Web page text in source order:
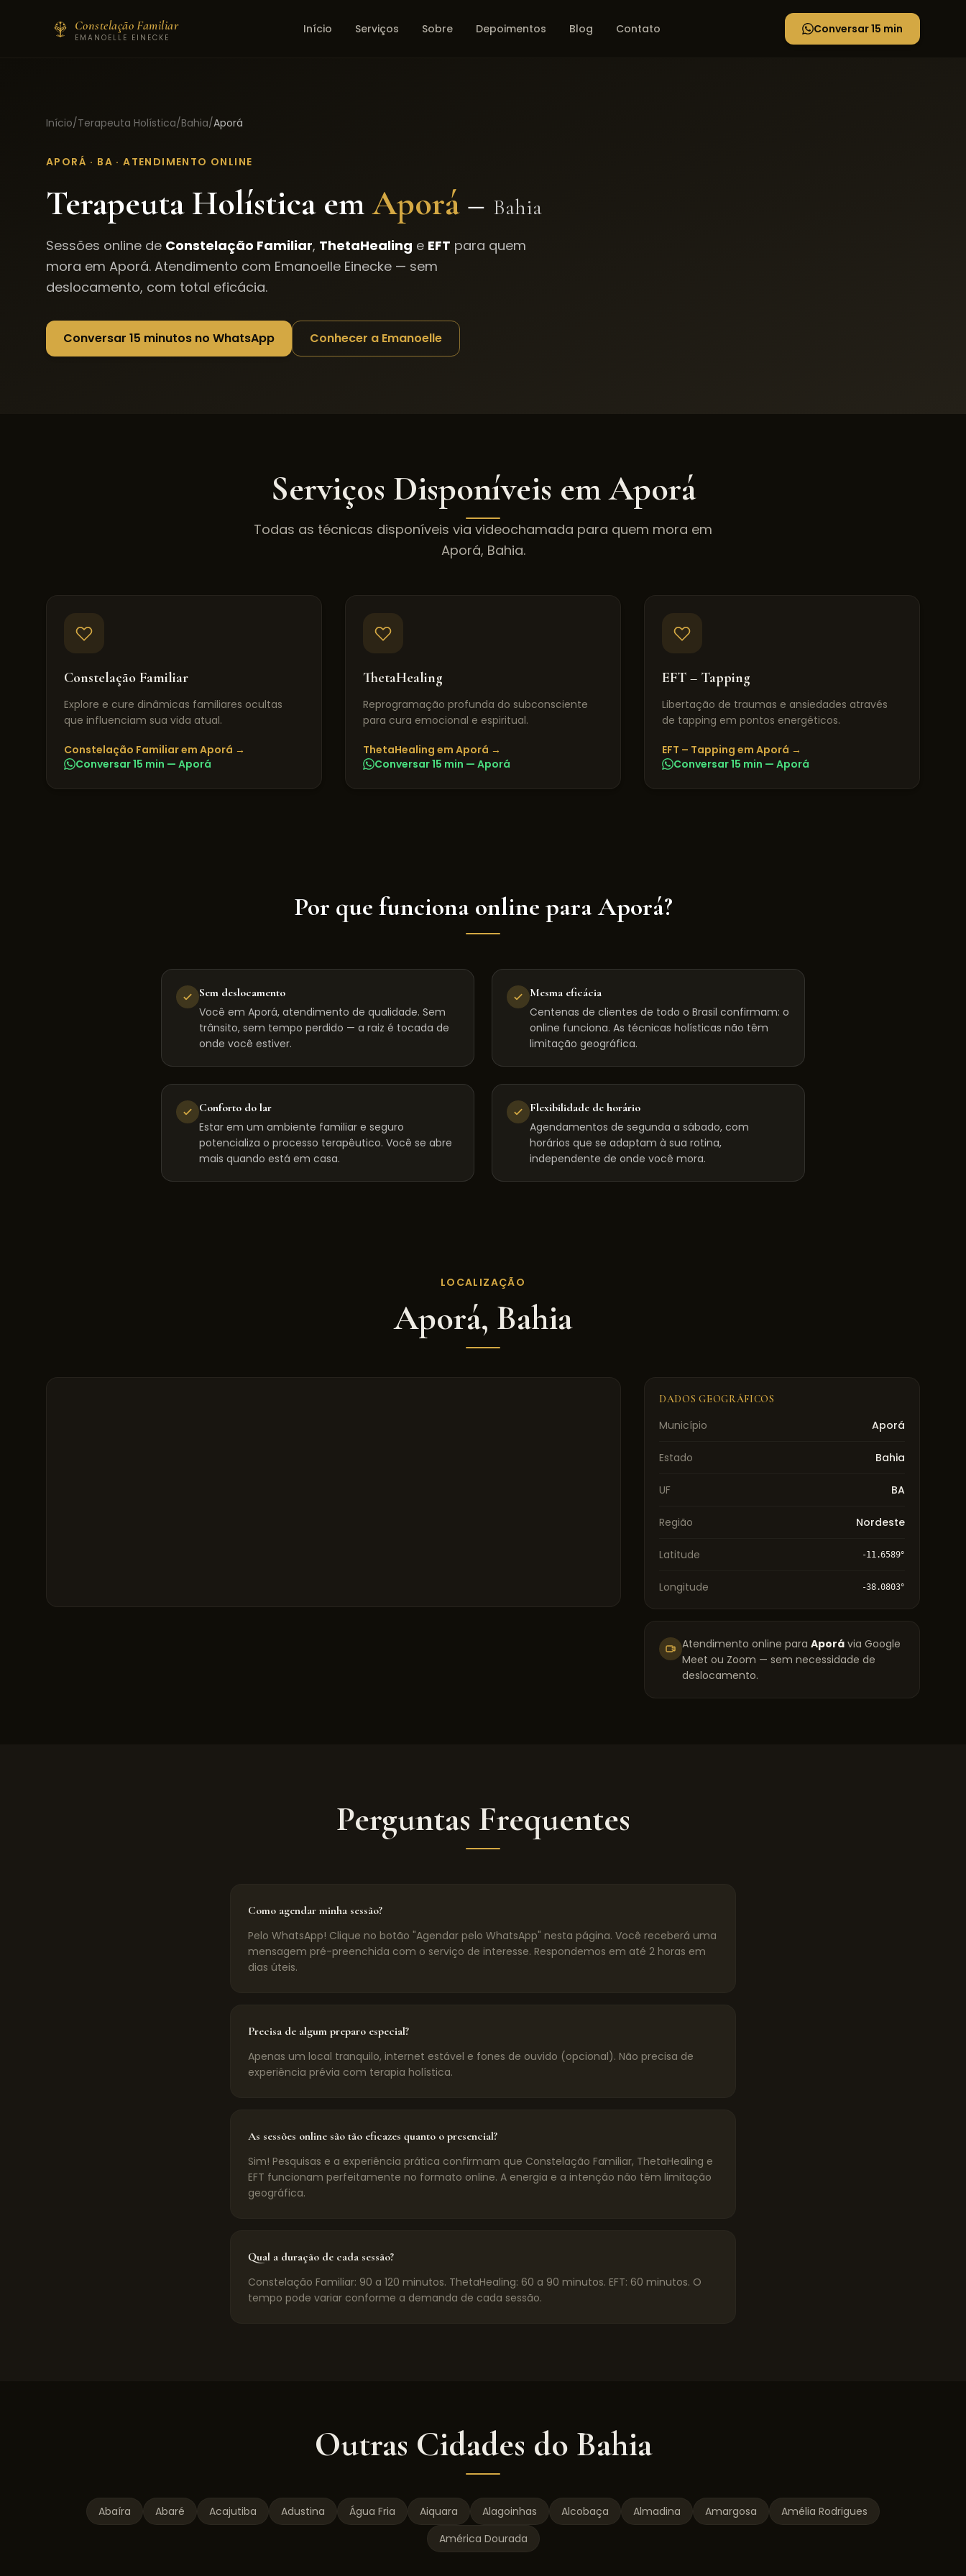
Constelação Familiar
EMANOELLE EINECKE
Início Serviços Sobre Depoimentos Blog Contato Conversar 15 min
Início/Terapeuta Holística/Bahia/Aporá
APORÁ · BA · ATENDIMENTO ONLINE
Terapeuta Holística emAporá– Bahia
Sessões online de Constelação Familiar, ThetaHealing e EFT para quem
mora em Aporá. Atendimento com Emanoelle Einecke — sem
deslocamento, com total eficácia.
Conversar 15 minutos no WhatsApp Conhecer a Emanoelle
Serviços Disponíveis emAporá
Todas as técnicas disponíveis via videochamada para quem mora em
Aporá, Bahia.
Constelação Familiar
Explore e cure dinâmicas familiares ocultas
que influenciam sua vida atual.
Constelação Familiarem Aporá →
Conversar 15 min — Aporá
ThetaHealing
Reprogramação profunda do subconsciente
para cura emocional e espiritual.
ThetaHealing em Aporá →
Conversar 15 min — Aporá
EFT – Tapping
Libertação de traumas e ansiedades através
de tapping em pontos energéticos.
EFT – Tapping em Aporá →
Conversar 15 min — Aporá
Por que funciona online paraAporá?
Sem deslocamento
Você em Aporá, atendimento de qualidade. Sem
trânsito, sem tempo perdido — a raiz é tocada de
onde você estiver.
Mesma eficácia
Centenas de clientes de todo o Brasil confirmam: o
online funciona. As técnicas holísticas não têm
limitação geográfica.
Conforto do lar
Estar em um ambiente familiar e seguro
potencializa o processo terapêutico. Você se abre
mais quando está em casa.
Flexibilidade de horário
Agendamentos de segunda a sábado, com
horários que se adaptam à sua rotina,
independente de onde você mora.
LOCALIZAÇÃO
Aporá, Bahia
DADOS GEOGRÁFICOS
Município Aporá
Estado Bahia
UF BA
Região Nordeste
Latitude -11.6589°
Longitude -38.0803°
Atendimento online para Aporá via Google
Meet ou Zoom — sem necessidade de
deslocamento.
Perguntas Frequentes
Como agendar minha sessão?
Pelo WhatsApp! Clique no botão "Agendar pelo WhatsApp" nesta página. Você receberá uma
mensagem pré-preenchida com o serviço de interesse. Respondemos em até 2 horas em
dias úteis.
Precisa de algum preparo especial?
Apenas um local tranquilo, internet estável e fones de ouvido (opcional). Não precisa de
experiência prévia com terapia holística.
As sessões online são tão eficazes quanto o presencial?
Sim! Pesquisas e a experiência prática confirmam que Constelação Familiar, ThetaHealing e
EFT funcionam perfeitamente no formato online. A energia e a intenção não têm limitação
geográfica.
Qual a duração de cada sessão?
Constelação Familiar: 90 a 120 minutos. ThetaHealing: 60 a 90 minutos. EFT: 60 minutos. O
tempo pode variar conforme a demanda de cada sessão.
Outras Cidades do Bahia
Abaíra Abaré Acajutiba Adustina Água Fria Aiquara Alagoinhas Alcobaça Almadina Amargosa
Amélia Rodrigues
América Dourada